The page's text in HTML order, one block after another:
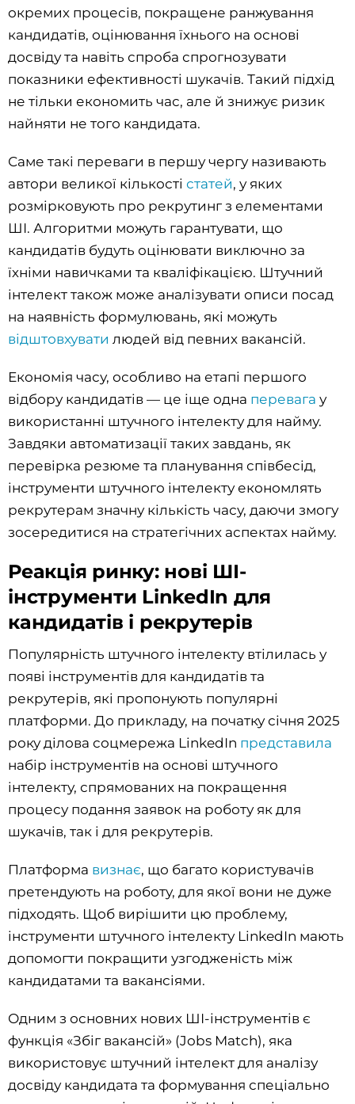
окремих процесів, покращене ранжування
кандидатів, оцінювання їхнього на основі
досвіду та навіть спроба спрогнозувати
показники ефективності шукачів. Такий підхід
не тільки економить час, але й знижує ризик
найняти не того кандидата.
Саме такі переваги в першу чергу називають
автори великої кількості статей, у яких
розмірковують про рекрутинг з елементами
ШІ. Алгоритми можуть гарантувати, що
кандидатів будуть оцінювати виключно за
їхніми навичками та кваліфікацією. Штучний
інтелект також може аналізувати описи посад
на наявність формулювань, які можуть
відштовхувати людей від певних вакансій.
Економія часу, особливо на етапі першого
відбору кандидатів — це іще одна перевага у
використанні штучного інтелекту для найму.
Завдяки автоматизації таких завдань, як
перевірка резюме та планування співбесід,
інструменти штучного інтелекту економлять
рекрутерам значну кількість часу, даючи змогу
зосередитися на стратегічних аспектах найму.
Реакція ринку: нові ШІ-
інструменти LinkedIn для
кандидатів і рекрутерів
Популярність штучного інтелекту втілилась у
появі інструментів для кандидатів та
рекрутерів, які пропонують популярні
платформи. До прикладу, на початку січня 2025
року ділова соцмережа LinkedIn представила
набір інструментів на основі штучного
інтелекту, спрямованих на покращення
процесу подання заявок на роботу як для
шукачів, так і для рекрутерів.
Платформа визнає, що багато користувачів
претендують на роботу, для якої вони не дуже
підходять. Щоб вирішити цю проблему,
інструменти штучного інтелекту LinkedIn мають
допомогти покращити узгодженість між
кандидатами та вакансіями.
Одним з основних нових ШІ-інструментів є
функція «Збіг вакансій» (Jobs Match), яка
використовує штучний інтелект для аналізу
досвіду кандидата та формування спеціально